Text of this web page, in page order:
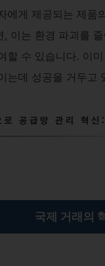
에게 제공되는 제품
, 이는 환경 파괴를
할 수 있습니다. 이
는데 성공을 거두고
로 공급망 관리 혁
국제 거래의